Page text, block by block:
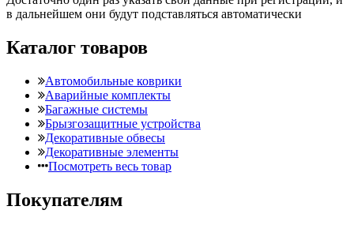
в дальнейшем они будут подставляться автоматически
Каталог товаров
Автомобильные коврики
Аварийные комплекты
Багажные системы
Брызгозащитные устройства
Декоративные обвесы
Декоративные элементы
Посмотреть весь товар
Покупателям